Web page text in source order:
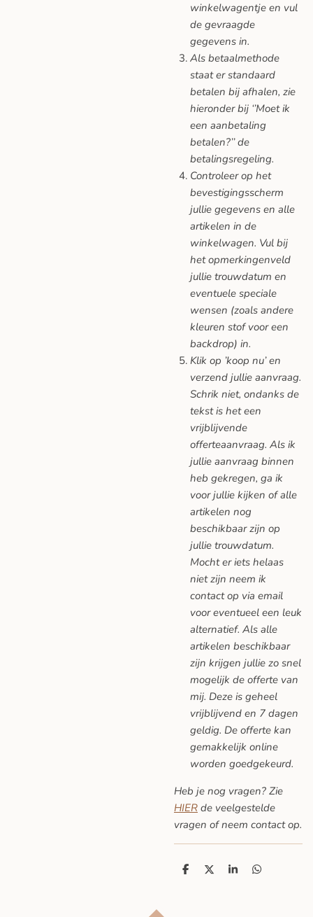
winkelwagentje en vul
de gevraagde
gegevens in.
Als betaalmethode
staat er standaard
betalen bij afhalen, zie
hieronder bij ‘’Moet ik
een aanbetaling
betalen?’’ de
betalingsregeling.
Controleer op het
bevestigingsscherm
jullie gegevens en alle
artikelen in de
winkelwagen. Vul bij
het opmerkingenveld
jullie trouwdatum en
eventuele speciale
wensen (zoals andere
kleuren stof voor een
backdrop) in.
Klik op ’koop nu’ en
verzend jullie aanvraag.
Schrik niet, ondanks de
tekst is het een
vrijblijvende
offerteaanvraag. Als ik
jullie aanvraag binnen
heb gekregen, ga ik
voor jullie kijken of alle
artikelen nog
beschikbaar zijn op
jullie trouwdatum.
Mocht er iets helaas
niet zijn neem ik
contact op via email
voor eventueel een leuk
alternatief. Als alle
artikelen beschikbaar
zijn krijgen jullie zo snel
mogelijk de offerte van
mij. Deze is geheel
vrijblijvend en 7 dagen
geldig. De offerte kan
gemakkelijk online
worden goedgekeurd.
Heb je nog vragen? Zie
HIER de veelgestelde
vragen of neem contact op.
D
D
S
D